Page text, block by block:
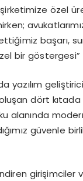
özel
başarı,
bir
yazılım
dört
alanında
güvenle
girişimciler